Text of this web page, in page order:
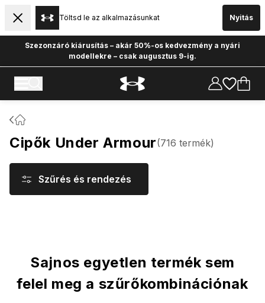
Töltsd le az alkalmazásunkat Nyitás
Szezonzáró kiárusítás – akár 50%-os kedvezmény a nyári
modellekre – csak augusztus 9-ig.
Cipők Under Armour(716 termék)
Szűrés és rendezés
Sajnos egyetlen termék sem
felel meg a szűrőkombinációnak